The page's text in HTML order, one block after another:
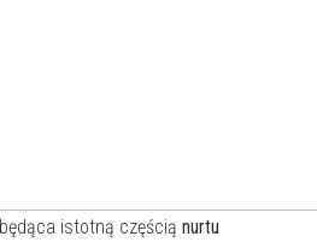
istotną częścią nurtu